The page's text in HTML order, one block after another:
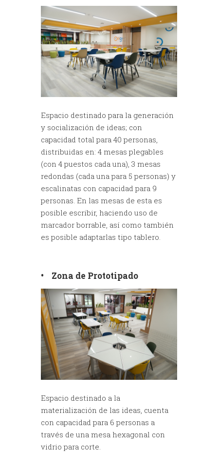
Espacio destinado para la generación
y socialización de ideas; con
capacidad total para 40 personas,
distribuidas en: 4 mesas plegables
(con 4 puestos cada una), 3 mesas
redondas (cada una para 5 personas) y
escalinatas con capacidad para 9
personas. En las mesas de esta es
posible escribir, haciendo uso de
marcador borrable, así como también
es posible adaptarlas tipo tablero.
• Zona de Prototipado
Espacio destinado a la
materialización de las ideas, cuenta
con capacidad para 6 personas a
través de una mesa hexagonal con
vidrio para corte.